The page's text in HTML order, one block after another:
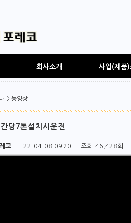
회사소개 사업(제품)
> 동영상
당7톤설치시운전
보
코 22-04-08 09:20 조회 46,428회